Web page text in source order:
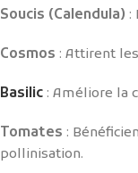
Soucis (Calendula) :
Cosmos : Attirent
Basilic : Améliore la
Tomates :
pollinisation.